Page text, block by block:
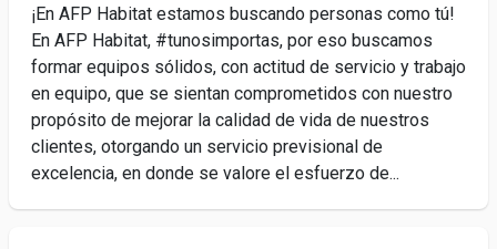
¡En AFP Habitat estamos buscando personas como tú!
En AFP Habitat, #tunosimportas, por eso buscamos
formar equipos sólidos, con actitud de servicio y trabajo
en equipo, que se sientan comprometidos con nuestro
propósito de mejorar la calidad de vida de nuestros
clientes, otorgando un servicio previsional de
excelencia, en donde se valore el esfuerzo de...